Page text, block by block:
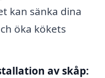
kan sänka dina
öka kökets
av skåp: